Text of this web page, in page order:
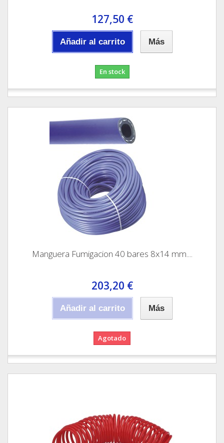
127,50 €
Añadir al carrito Más
En stock
Manguera Fumigacion 40 bares 8x14 mm....
203,20 €
Añadir al carrito Más
Agotado